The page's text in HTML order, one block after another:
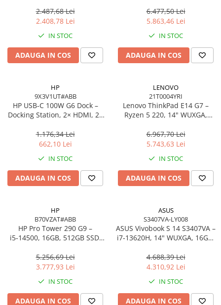
Business Laptop
2.487,68 Lei
2.408,78 Lei
IN STOC
ADAUGA IN COS
FreeDOS
6.477,50 Lei
5.863,46 Lei
IN STOC
ADAUGA IN COS
HP
9X3V1UT#ABB
HP USB‑C 100W G6 Dock –
Docking Station, 2× HDMI, 2×
(EU)
1.176,34 Lei
662,10 Lei
IN STOC
ADAUGA IN COS
LENOVO
21T0004YRI
Lenovo ThinkPad E14 G7 –
Ryzen 5 220, 14" WUXGA,
On‑Site
6.967,70 Lei
5.743,63 Lei
IN STOC
ADAUGA IN COS
HP
B70VZAT#ABB
HP Pro Tower 290 G9 –
i5‑14500, 16GB, 512GB SSD,
Pro
5.256,69 Lei
3.777,93 Lei
IN STOC
ADAUGA IN COS
ASUS
S3407VA-LY008
ASUS Vivobook S 14 S3407VA –
i7‑13620H, 14" WUXGA, 16GB,
4.688,39 Lei
4.310,92 Lei
IN STOC
ADAUGA IN COS